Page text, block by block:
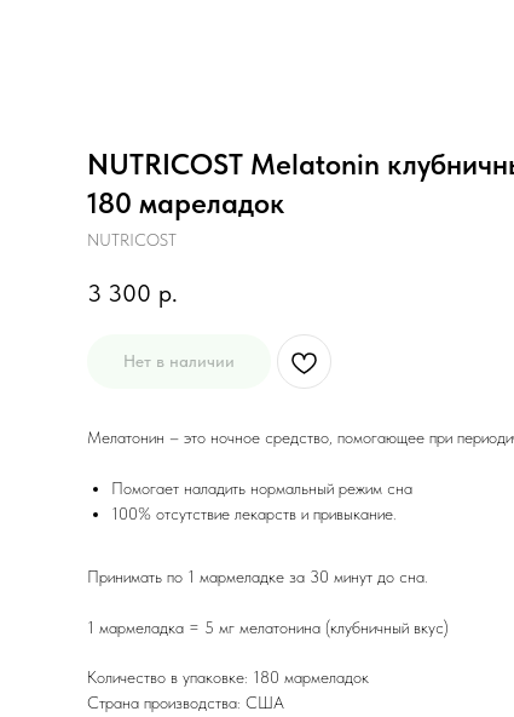
NUTRICOST Melatonin
180 мареладок
NUTRICOST
3 300 р.
Нет в наличии
Мелатонин – это ночное средство, помогающее при
Помогает наладить нормальный режим сна
100% отсутствие лекарств и привыкание.
Принимать по 1 мармеладке за 30 минут до сна.
1 мармеладка = 5 мг мелатонина (клубничный вкус)
Количество в упаковке: 180 мармеладок
Страна производства: США